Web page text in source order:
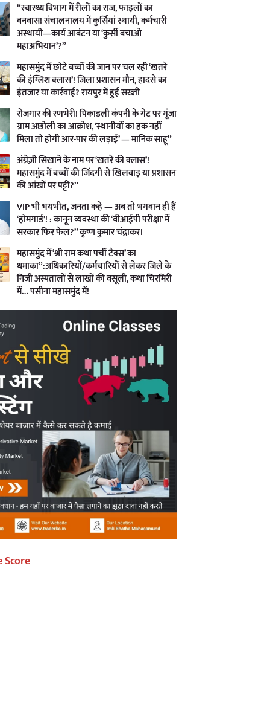
“स्वास्थ्य विभाग में रीलों का राज, फाइलों का
वनवास! संचालनालय में कुर्सियां स्थायी, कर्मचारी
अस्थायी—कार्य आबंटन या ‘कुर्सी बचाओ
महाअभियान’?”
महासमुंद में छोटे बच्चों की जान पर चल रही ‘खतरे
की इंग्लिश क्लास’! जिला प्रशासन मौन, हादसे का
इंतजार या कार्रवाई? रायपुर में हुई सख्ती
रोजगार की रणभेरी! पिकाडली कंपनी के गेट पर गूंजा
ग्राम अछोली का आक्रोश, ‘स्थानीयों का हक नहीं
मिला तो होगी आर-पार की लड़ाई’ — मानिक साहू”
अंग्रेज़ी सिखाने के नाम पर ‘खतरे की क्लास’!
महासमुंद में बच्चों की जिंदगी से खिलवाड़ या प्रशासन
की आंखों पर पट्टी?”
VIP भी भयभीत, जनता कहे — अब तो भगवान ही हैं
‘होमगार्ड’! : कानून व्यवस्था की ‘वीआईपी परीक्षा’ में
सरकार फिर फेल?” कृष्ण कुमार चंद्राकर।
महासमुंद में ‘श्री राम कथा पर्ची टैक्स’ का
धमाका”:अधिकारियों/कर्मचारियों से लेकर जिले के
निजी अस्पतालों से लाखों की वसूली, कथा चिरमिरी
में… पसीना महासमुंद में!
Score